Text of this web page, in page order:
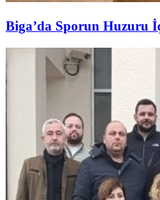
Biga’da Sporun Huzuru